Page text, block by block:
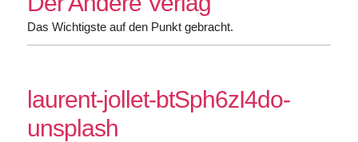
Das Wichtigste auf den Punkt gebracht.
laurent-jollet-btSph6zI4do-
unsplash